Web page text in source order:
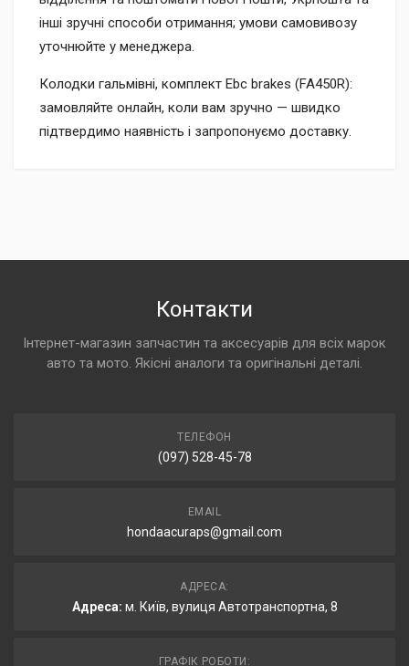
інші зручні способи отримання; умови самовивозу
уточнюйте у менеджера.
Колодки гальмівні, комплект Ebc brakes (FA450R):
замовляйте онлайн, коли вам зручно — швидко
підтвердимо наявність і запропонуємо доставку.
Контакти
Інтернет-магазин запчастин та аксесуарів для всіх марок
авто та мото. Якісні аналоги та оригінальні деталі.
ТЕЛЕФОН
(097) 528-45-78
EMAIL
hondaacuraps@gmail.com
АДРЕСА:
Адреса: м. Київ, вулиця Автотранспортна, 8
ГРАФІК РОБОТИ: